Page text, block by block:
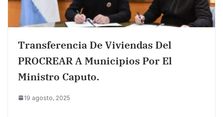
Transferencia De Viviendas Del
PROCREAR A Municipios Por El
Ministro Caputo.
19 agosto, 2025